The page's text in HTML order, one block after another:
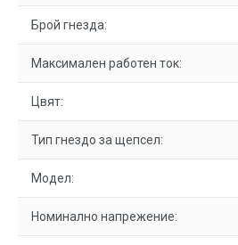
Брой гнезда:
Максимален работен ток:
Цвят:
Тип гнездо за щепсел:
Модел:
Номинално напрежение: